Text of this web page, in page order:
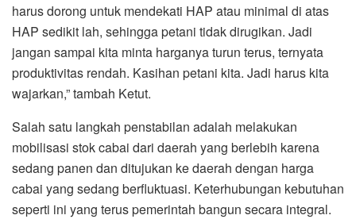
harus dorong untuk mendekati HAP atau minimal di atas
HAP sedikit lah, sehingga petani tidak dirugikan. Jadi
jangan sampai kita minta harganya turun terus, ternyata
produktivitas rendah. Kasihan petani kita. Jadi harus kita
wajarkan,” tambah Ketut.
Salah satu langkah penstabilan adalah melakukan
mobilisasi stok cabai dari daerah yang berlebih karena
sedang panen dan ditujukan ke daerah dengan harga
cabai yang sedang berfluktuasi. Keterhubungan kebutuhan
seperti ini yang terus pemerintah bangun secara integral.